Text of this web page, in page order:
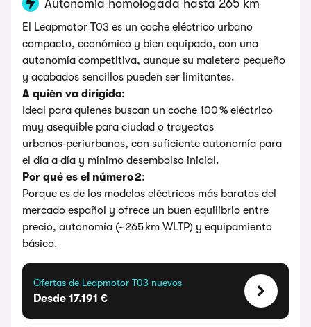
Autonomía homologada hasta 265 km
El Leapmotor T03 es un coche eléctrico urbano
compacto, económico y bien equipado, con una
autonomía competitiva, aunque su maletero pequeño
y acabados sencillos pueden ser limitantes.
A quién va dirigido:
Ideal para quienes buscan un coche 100 % eléctrico
muy asequible para ciudad o trayectos
urbanos‑periurbanos, con suficiente autonomía para
el día a día y mínimo desembolso inicial.
Por qué es el número 2:
Porque es de los modelos eléctricos más baratos del
mercado español y ofrece un buen equilibrio entre
precio, autonomía (~265 km WLTP) y equipamiento
básico.
Ofertas de Leapmotor T03 nuevos
Desde 17.191 €